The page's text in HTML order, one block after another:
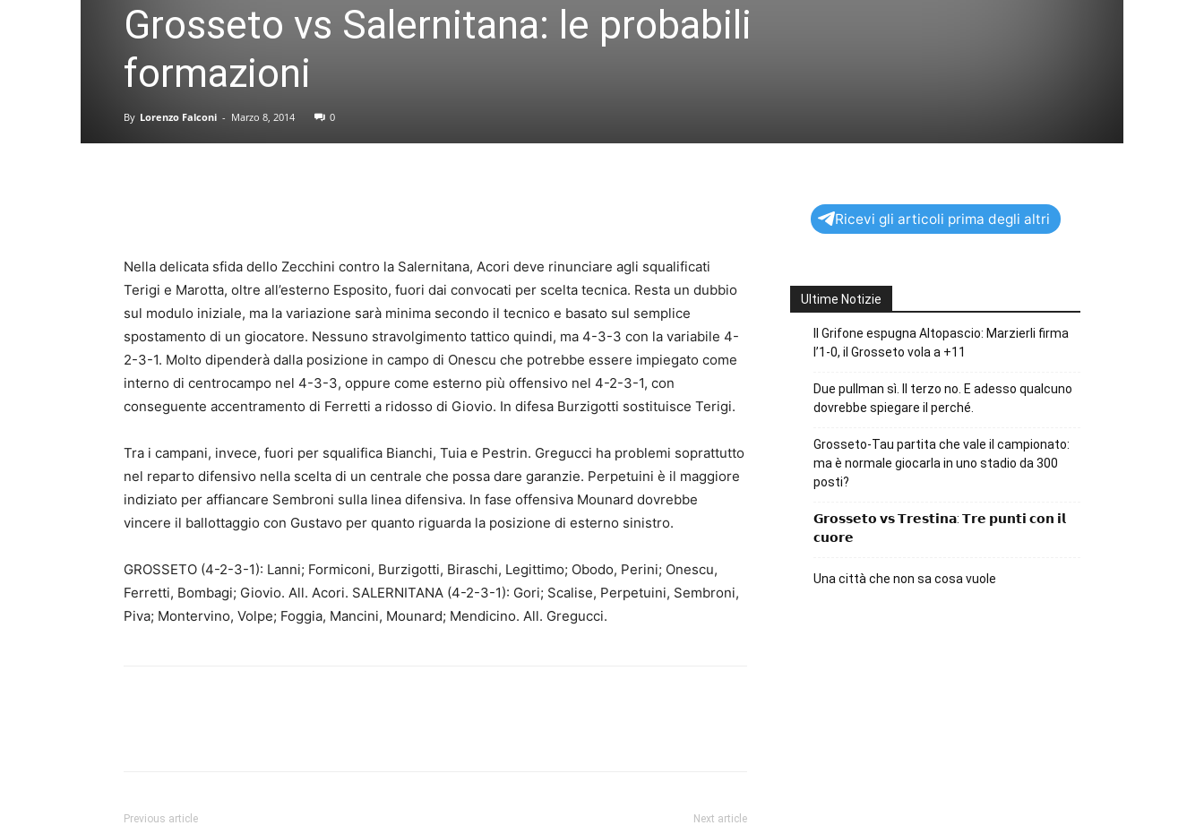
Grosseto vs Salernitana: le probabili
formazioni
By Lorenzo Falconi - Marzo 8, 2014 0
Nella delicata sfida dello Zecchini contro la Salernitana, Acori deve rinunciare agli squalificati
Terigi e Marotta, oltre all’esterno Esposito, fuori dai convocati per scelta tecnica. Resta un dubbio
sul modulo iniziale, ma la variazione sarà minima secondo il tecnico e basato sul semplice
spostamento di un giocatore. Nessuno stravolgimento tattico quindi, ma 4-3-3 con la variabile 4-
2-3-1. Molto dipenderà dalla posizione in campo di Onescu che potrebbe essere impiegato come
interno di centrocampo nel 4-3-3, oppure come esterno più offensivo nel 4-2-3-1, con
conseguente accentramento di Ferretti a ridosso di Giovio. In difesa Burzigotti sostituisce Terigi.
Tra i campani, invece, fuori per squalifica Bianchi, Tuia e Pestrin. Gregucci ha problemi soprattutto
nel reparto difensivo nella scelta di un centrale che possa dare garanzie. Perpetuini è il maggiore
indiziato per affiancare Sembroni sulla linea difensiva. In fase offensiva Mounard dovrebbe
vincere il ballottaggio con Gustavo per quanto riguarda la posizione di esterno sinistro.
GROSSETO (4-2-3-1): Lanni; Formiconi, Burzigotti, Biraschi, Legittimo; Obodo, Perini; Onescu,
Ferretti, Bombagi; Giovio. All. Acori. SALERNITANA (4-2-3-1): Gori; Scalise, Perpetuini, Sembroni,
Piva; Montervino, Volpe; Foggia, Mancini, Mounard; Mendicino. All. Gregucci.
Previous article Next article
Ricevi gli articoli prima degli altri
Ultime Notizie
Il Grifone espugna Altopascio: Marzierli firma
l’1-0, il Grosseto vola a +11
Due pullman sì. Il terzo no. E adesso qualcuno
dovrebbe spiegare il perché.
Grosseto-Tau partita che vale il campionato:
ma è normale giocarla in uno stadio da 300
posti?
𝗚𝗿𝗼𝘀𝘀𝗲𝘁𝗼 𝘃𝘀 𝗧𝗿𝗲𝘀𝘁𝗶𝗻𝗮: 𝗧𝗿𝗲 𝗽𝘂𝗻𝘁𝗶 𝗰𝗼𝗻 𝗶𝗹
𝗰𝘂𝗼𝗿𝗲
Una città che non sa cosa vuole